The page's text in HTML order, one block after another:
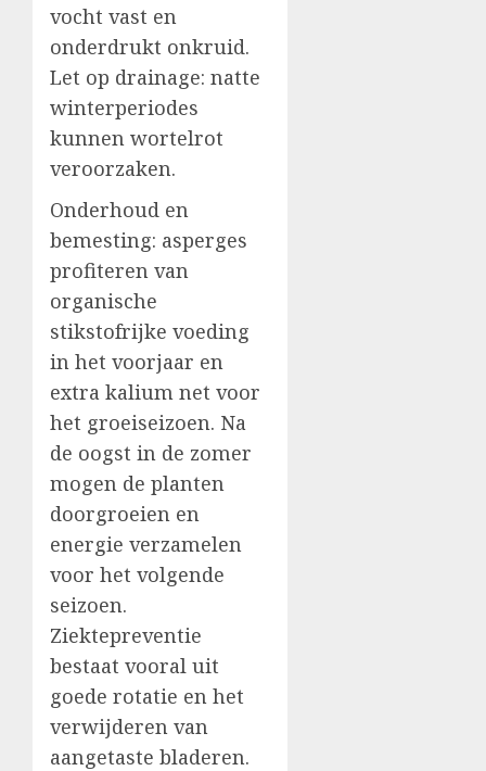
vocht vast en
onderdrukt onkruid.
Let op drainage: natte
winterperiodes
kunnen wortelrot
veroorzaken.
Onderhoud en
bemesting: asperges
profiteren van
organische
stikstofrijke voeding
in het voorjaar en
extra kalium net voor
het groeiseizoen. Na
de oogst in de zomer
mogen de planten
doorgroeien en
energie verzamelen
voor het volgende
seizoen.
Ziektepreventie
bestaat vooral uit
goede rotatie en het
verwijderen van
aangetaste bladeren.